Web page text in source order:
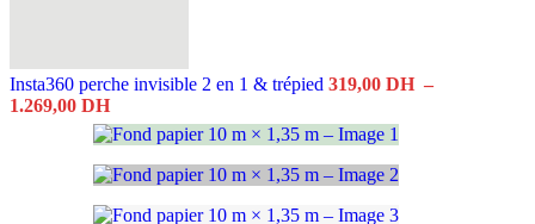
Insta360 perche invisible 2 en 1 & trépied 319,00 DH –
1.269,00 DHPlage
de
prix :
319,00 DH
à
1.269,00 DH